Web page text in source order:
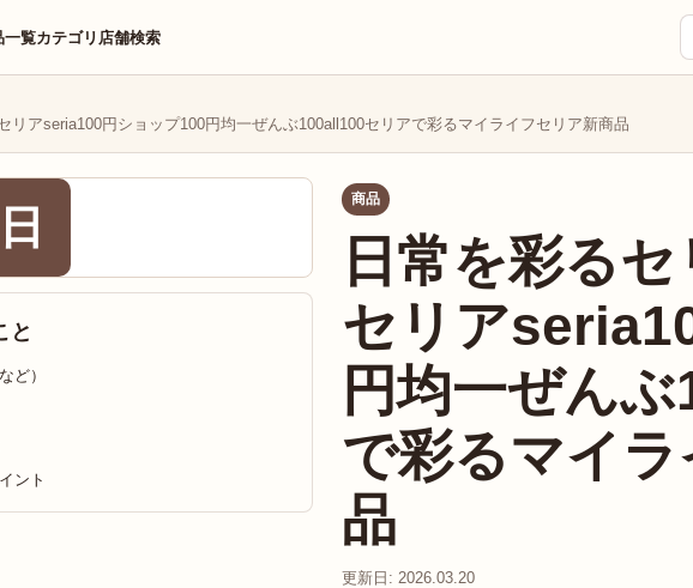
一覧カテゴリ 店舗検索
リアseria100円ショップ100円均一ぜんぶ100all100セリアで彩るマイライフセリア新商品
日
と
ど）
ント
商品
日常を彩る
セリア
円均一ぜん
で彩るマイ
品
更新日: 2026.03.20